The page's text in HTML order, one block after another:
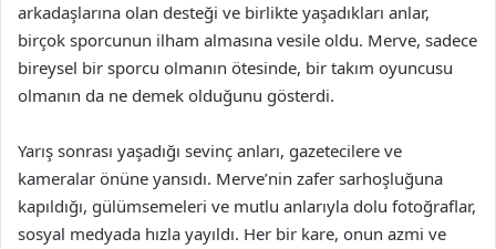
arkadaşlarına olan desteği ve birlikte yaşadıkları anlar,
birçok sporcunun ilham almasına vesile oldu. Merve, sadece
bireysel bir sporcu olmanın ötesinde, bir takım oyuncusu
olmanın da ne demek olduğunu gösterdi.
Yarış sonrası yaşadığı sevinç anları, gazetecilere ve
kameralar önüne yansıdı. Merve’nin zafer sarhoşluğuna
kapıldığı, gülümsemeleri ve mutlu anlarıyla dolu fotoğraflar,
sosyal medyada hızla yayıldı. Her bir kare, onun azmi ve